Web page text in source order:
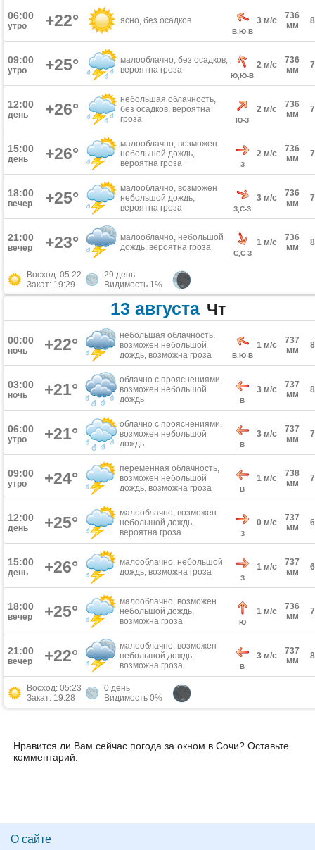
06:00
утро +22° ясно, без осадков
В,Ю-В
3 м/с
736
мм
09:00
утро +25°
малооблачно, без осадков,
вероятна гроза
Ю,Ю-В
2 м/с
736
мм
12:00
день +26°
небольшая облачность,
без осадков, вероятна
гроза
Ю-З
2 м/с
736
мм
15:00
день +26°
малооблачно, возможен
небольшой дождь,
вероятна гроза
З
2 м/с
736
мм
18:00
вечер +25°
малооблачно, возможен
небольшой дождь,
вероятна гроза
З,С-З
3 м/с
736
мм
21:00
вечер +23°
малооблачно, небольшой
дождь, вероятна гроза
С,С-З
1 м/с
736
мм
Восход: 05:22
Закат: 19:29
29 день
Видимость 1%
13 августа Чт
00:00
ночь +22°
небольшая облачность,
возможен небольшой
дождь, возможна гроза
В,Ю-В
1 м/с
737
мм
03:00
ночь +21°
облачно с прояснениями,
возможен небольшой
дождь
В
3 м/с
737
мм
06:00
утро +21°
облачно с прояснениями,
возможен небольшой
дождь
В
3 м/с
737
мм
09:00
утро +24°
переменная облачность,
возможен небольшой
дождь, возможна гроза
В
1 м/с
738
мм
12:00
день +25°
малооблачно, возможен
небольшой дождь,
вероятна гроза
З
0 м/с
737
мм
15:00
день +26°
малооблачно, небольшой
дождь, возможна гроза
З
1 м/с
737
мм
18:00
вечер +25°
малооблачно, возможен
небольшой дождь,
возможна гроза
Ю
1 м/с
736
мм
21:00
вечер +22°
малооблачно, возможен
небольшой дождь,
возможна гроза
В
3 м/с
737
мм
Восход: 05:23
Закат: 19:28
0 день
Видимость 0%
Нравится ли Вам сейчас погода за окном в Сочи? Оставьте
комментарий:
О сайте